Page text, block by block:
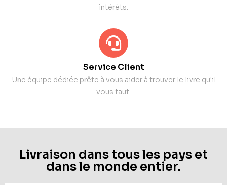
intérêts.
Service Client
Une équipe dédiée prête à vous aider à trouver le livre qu'il
vous faut.
Livraison dans tous les pays et
dans le monde entier.